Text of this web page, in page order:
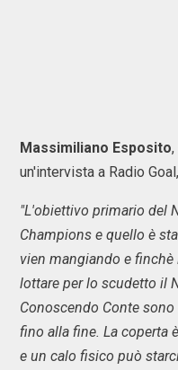
Massimiliano Esposito
un'intervista a Radio
"L'obiettivo primario del
Champions e quello è
vien mangiando e
lottare per lo scudetto il
Conoscendo Conte
fino alla fine. La coperta
e un calo fisico può